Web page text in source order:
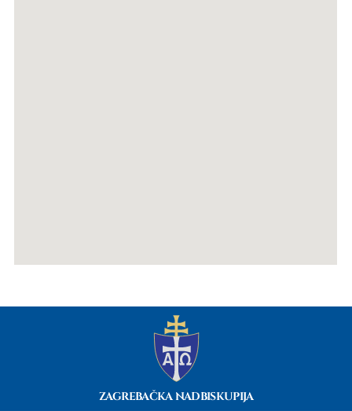
ZAGREBAČKA NADBISKUPIJA